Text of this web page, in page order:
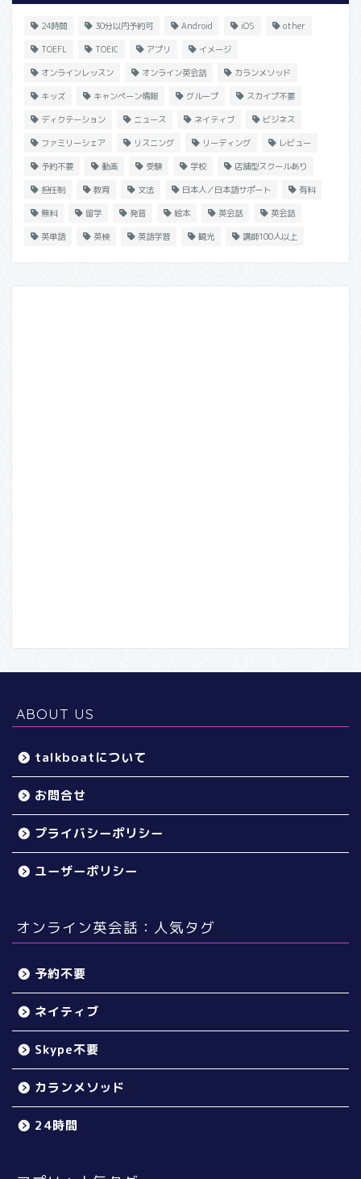
24時間 30分以内予約可 Android iOS other
TOEFL TOEIC アプリ イメージ
オンラインレッスン オンライン英会話 カランメソッド
キッズ キャンペーン情報 グループ スカイプ不要
ディクテーション ニュース ネイティブ ビジネス
ファミリーシェア リスニング リーディング レビュー
予約不要 動画 受験 学校 店舗型スクールあり
担任制 教育 文法 日本人／日本語サポート 有料
無料 留学 発音 絵本 英会話 英会話
英単語 英検 英語学習 観光 講師100人以上
ABOUT US
talkboatについて
お問合せ
プライバシーポリシー
ユーザーポリシー
オンライン英会話：人気タグ
予約不要
ネイティブ
Skype不要
カランメソッド
24時間